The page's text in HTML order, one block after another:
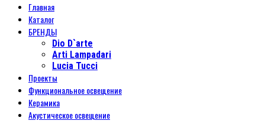
Главная
Каталог
БРЕНДЫ
Dio D`arte
Arti Lampadari
Lucia Tucci
Проекты
Функциональное освещение
Керамика
Акустическое освещение